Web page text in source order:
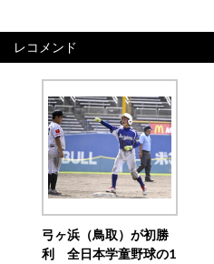
レコメンド
弓ヶ浜（鳥取）が初勝
利 全日本学童野球の1